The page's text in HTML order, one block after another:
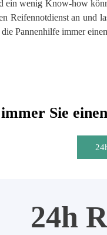
ein wenig Know-how
Reifennotdienst an und
Pannenhilfe immer
Sie
24h